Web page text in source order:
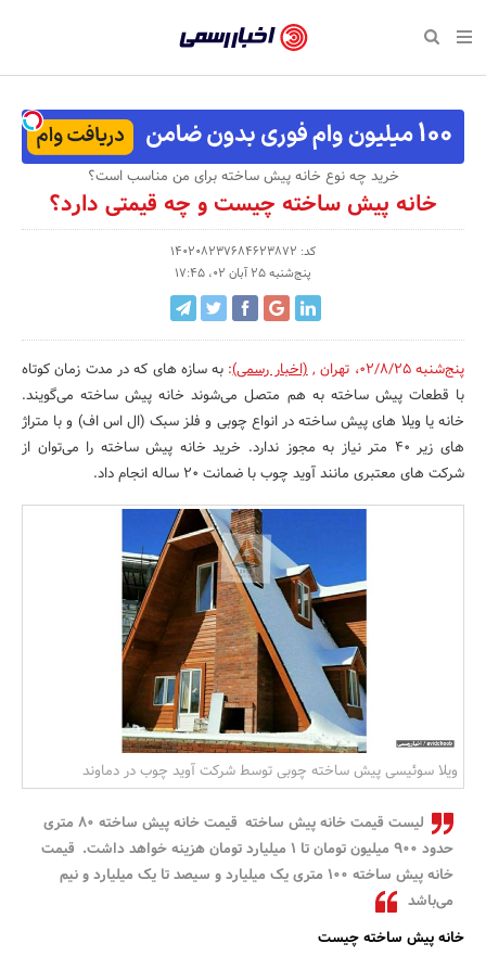
رسمی
-
اخبار
تایید
شده
شرکت‌ها،
سازمان‌ها
و
روابط
عمومی‌ها
بازگشت
صفحه نخست پایگاه خبری
اقتصادی
صفحه نخست اقتصادی
تجارت و بازار
کارآفرینی و استارتاپ
نفت، انرژی و صنایع
کسب و کار و خرده فروشی
صنایع غذایی و کشاورزی
کار و استخدام
بانک، بیمه و سرمایه
مسکن و ساختمان
اجتماعی
صفحه نخست اجتماعی
علم و آموزش
بهداشت و درمان
شهر و جامعه
محیط زیست
تبلیغات و روابط عمومی
صفحه نخست فرهنگی
رسانه‌ها
نشریات و کتاب
سینما و تئاتر
صنایع دستی
صفحه نخست ورزش
تازه‌های ورزش
مکان‌های ورزشی
تجهیزات ورزشی
صفحه نخست سبک زندگی
سلامت و زیبایی
روانشناسی و موفقیت
مد و لباس
رویداد
صفحه نخست رویداد
حراج و تخفیف
جشنواره، نمایشگاه و
مسابقه و فراخوان
خرید چه نوع خانه پیش ساخته برای من مناسب است؟
خانه پیش ساخته چیست و چه قیمتی دارد؟
کد: 140208237684623872
پنج‌شنبه 25 آبان 02، 17:45
پنج‌شنبه 02/8/25 ، تهران ,(اخبار رسمی): به سازه های که در مدت زمان کوتاه
با قطعات پیش ساخته به هم متصل می‌شوند خانه پیش ساخته می‌گویند.
خانه یا ویلا های پیش ساخته در انواع چوبی و فلز سبک (ال اس اف) و با متراژ
های زیر 40 متر نیاز به مجوز ندارد. خرید خانه پیش ساخته را می‌توان از
شرکت های معتبری مانند آوید چوب با ضمانت 20 ساله انجام داد.
ویلا سوئیسی پیش ساخته چوبی توسط شرکت آوید چوب در دماوند
لیست قیمت خانه پیش ساخته قیمت خانه پیش ساخته 80 متری
حدود 900 میلیون تومان تا 1 میلیارد تومان هزینه خواهد داشت. قیمت
خانه پیش ساخته 100 متری یک میلیارد و سیصد تا یک میلیارد و نیم
می‌باشد
خانه پیش ساخته چیست